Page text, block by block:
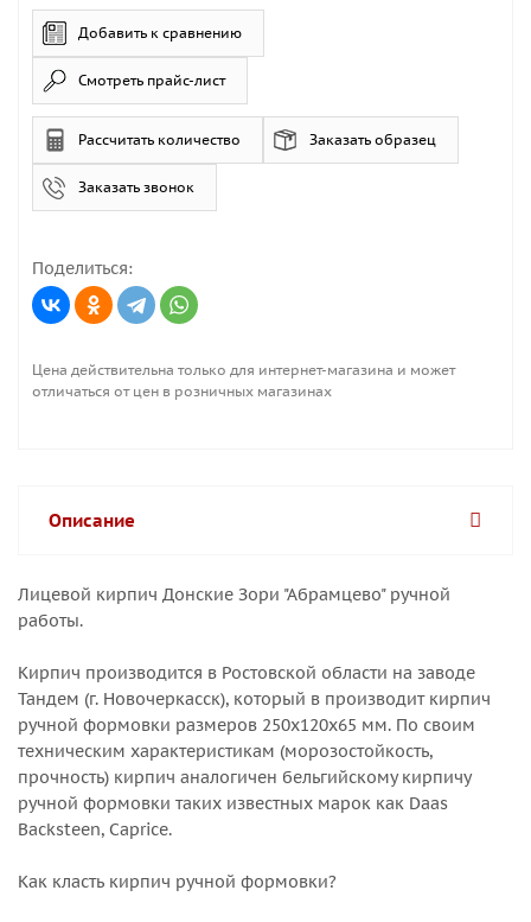
Смотреть прайс-лист
Добавить к сравнению
Рассчитать количество Заказать образец
Заказать звонок
Поделиться:
Цена действительна только для интернет-магазина и может
отличаться от цен в розничных магазинах
Описание
Лицевой кирпич Донские Зори "Абрамцево" ручной
работы.
Кирпич производится в Ростовской области на заводе
Тандем (г. Новочеркасск), который в производит кирпич
ручной формовки размеров 250х120х65 мм. По своим
техническим характеристикам (морозостойкость,
прочность) кирпич аналогичен бельгийскому кирпичу
ручной формовки таких известных марок как Daas
Baсksteen, Caprice.
Как класть кирпич ручной формовки?